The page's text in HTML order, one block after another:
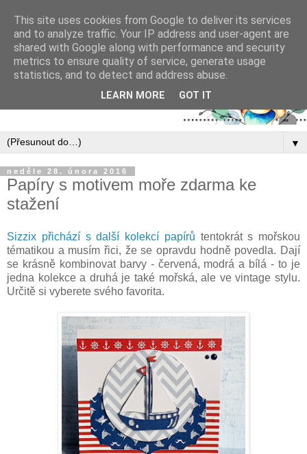
▼
neděle 28. února 2016
Papíry s motivem moře zdarma ke
stažení
Sizzix přichází s další kolekcí papírů tentokrát s mořskou
tématikou a musím řici, že se opravdu hodně povedla. Dají
se krásně kombinovat barvy - červená, modrá a bílá - to je
jedna kolekce a druhá je také mořská, ale ve vintage stylu.
Určitě si vyberete svého favorita.
This site uses cookies from Google to deliver its services
and to analyze traffic. Your IP address and user-agent are
shared with Google along with performance and security
metrics to ensure quality of service, generate usage
statistics, and to detect and address abuse.
LEARN MORE GOT IT